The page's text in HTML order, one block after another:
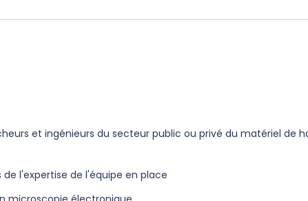
et ingénieurs du secteur public ou privé du matériel de
l'expertise de l'équipe en place